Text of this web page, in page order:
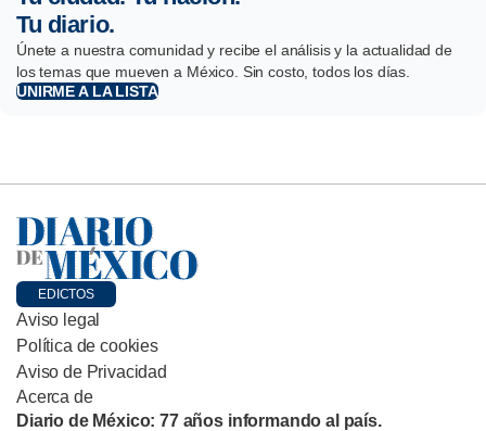
Tu diario.
Únete a nuestra comunidad y recibe el análisis y la actualidad de
los temas que mueven a México. Sin costo, todos los días.
UNIRME A LA LISTA
EDICTOS
Aviso legal
Política de cookies
Aviso de Privacidad
Acerca de
Diario de México: 77 años informando al país.